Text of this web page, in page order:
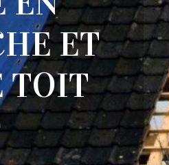
ET
TOIT